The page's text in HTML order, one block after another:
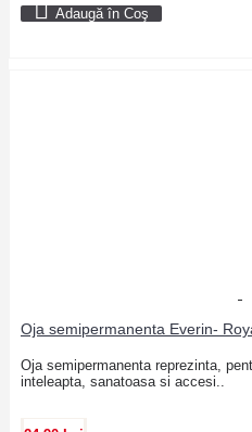
Adaugă în Coş
Oja semipermanenta Everin-
Oja semipermanenta reprezinta,
inteleapta, sanatoasa si accesi..